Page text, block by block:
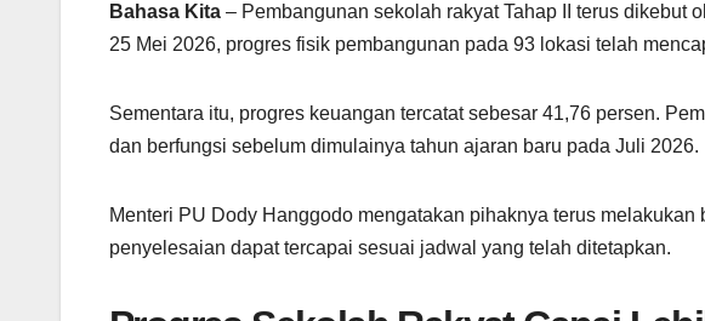
Bahasa Kita – Pembangunan sekolah rakyat Tahap II terus dikebut
25 Mei 2026, progres fisik pembangunan pada 93 lokasi telah
Sementara itu, progres keuangan tercatat sebesar 41,76 persen.
dan berfungsi sebelum dimulainya tahun ajaran baru pada Juli 2026.
Menteri PU Dody Hanggodo mengatakan pihaknya terus
penyelesaian dapat tercapai sesuai jadwal yang telah ditetapkan.